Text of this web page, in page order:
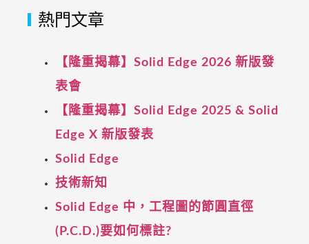
熱門文章
【隆重揭幕】Solid Edge 2026 新版發
表會
【隆重揭幕】Solid Edge 2025 & Solid
Edge X 新版發表
Solid Edge
技術新知
Solid Edge 中，工程圖的節圓直徑
(P.C.D.)要如何標註?